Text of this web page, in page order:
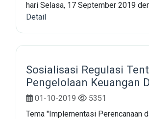
hari Selasa, 17 September 2019
Detail
Sosialisasi Regulasi
Pengelolaan Keuangan
01-10-2019
5351
Tema "Implementasi Perencanaan